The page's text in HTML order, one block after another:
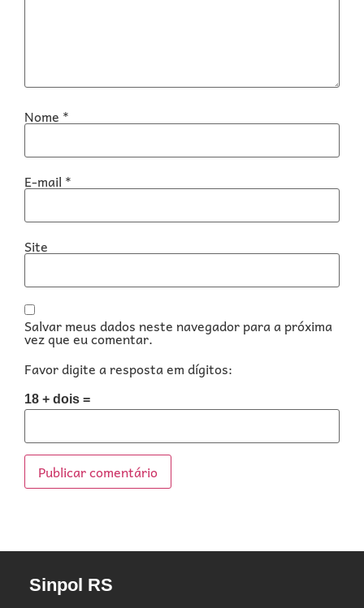
Nome *
E-mail *
Site
Salvar meus dados neste navegador para a próxima
vez que eu comentar.
Favor digite a resposta em dígitos:
18 + dois =
Sinpol RS